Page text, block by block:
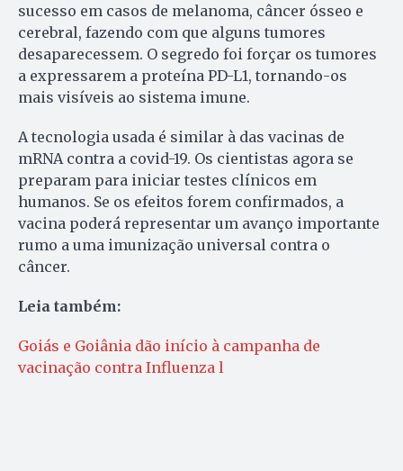
sucesso em casos de melanoma, câncer ósseo e
cerebral, fazendo com que alguns tumores
desaparecessem. O segredo foi forçar os tumores
a expressarem a proteína PD-L1, tornando-os
mais visíveis ao sistema imune.
A tecnologia usada é similar à das vacinas de
mRNA contra a covid-19. Os cientistas agora se
preparam para iniciar testes clínicos em
humanos. Se os efeitos forem confirmados, a
vacina poderá representar um avanço importante
rumo a uma imunização universal contra o
câncer.
Leia também:
Goiás e Goiânia dão início à campanha de
vacinação contra Influenza l